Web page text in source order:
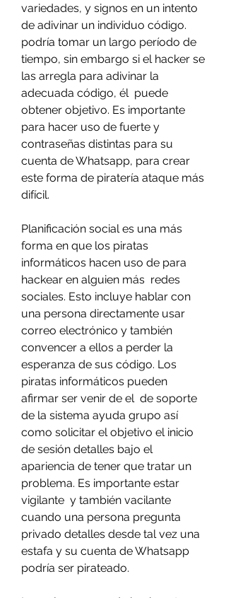
variedades, y signos en un intento
de adivinar un individuo código.
podría tomar un largo período de
tiempo, sin embargo si el hacker se
las arregla para adivinar la
adecuada código, él  puede
obtener objetivo. Es importante
para hacer uso de fuerte y
contraseñas distintas para su
cuenta de Whatsapp, para crear
este forma de piratería ataque más
difícil.
Planificación social es una más
forma en que los piratas
informáticos hacen uso de para
hackear en alguien más  redes
sociales. Esto incluye hablar con
una persona directamente usar
correo electrónico y también
convencer a ellos a perder la
esperanza de sus código. Los
piratas informáticos pueden
afirmar ser venir de el  de soporte
de la sistema ayuda grupo así
como solicitar el objetivo el inicio
de sesión detalles bajo el
apariencia de tener que tratar un
problema. Es importante estar
vigilante  y también vacilante
cuando una persona pregunta
privado detalles desde tal vez una
estafa y su cuenta de Whatsapp
podría ser pirateado.